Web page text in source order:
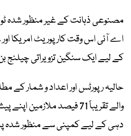
مصنوعی ذہانت کے غیر منظور شدہ
اے آئی اس وقت کارپوریٹ امریکا اور
کے لیے ایک سنگین تزویراتی چیلنج
حالیہ رپورٹس اور اعداد و شمار کے
والے تقریباً 71 فیصد ملازمین
دہی کے لیے کمپنی سے منظور شدہ